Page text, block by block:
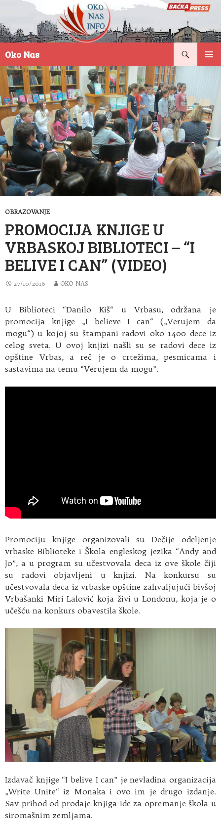
Oko Nas
NA
SADRŽAJ
OBRAZOVANJE
PROMOCIJA KNJIGE U
VRBASKOJ BIBLIOTECI – “I
BELIVE I CAN” (VIDEO)
27/10/2016 OKO NAS
U Biblioteci “Danilo Kiš“ u Vrbasu, održana je
promocija knjige „I believe I can“ („Verujem da
mogu“) u kojoj su štampani radovi oko 1400 dece iz
celog sveta. U ovoj knjizi našli su se radovi dece iz
opštine Vrbas, a reč je o crtežima, pesmicama i
sastavima na temu “Verujem da mogu”.
Promociju knjige organizovali su Dečije odeljenje
vrbaske Biblioteke i Škola engleskog jezika “Andy and
Jo”, a u program su učestvovala deca iz ove škole čiji
su radovi objavljeni u knjizi. Na konkursu su
učestvovala deca iz vrbaske opštine zahvaljujući bivšoj
Vrbašanki Miri Lalović koja živi u Londonu, koja je o
učešću na konkurs obavestila škole.
Izdavač knjige “I belive I can” je nevladina organizacija
„Write Unite“ iz Monaka i ovo im je drugo izdanje.
Sav prihod od prodaje knjiga ide za opremanje škola u
siromašnim zemljama.